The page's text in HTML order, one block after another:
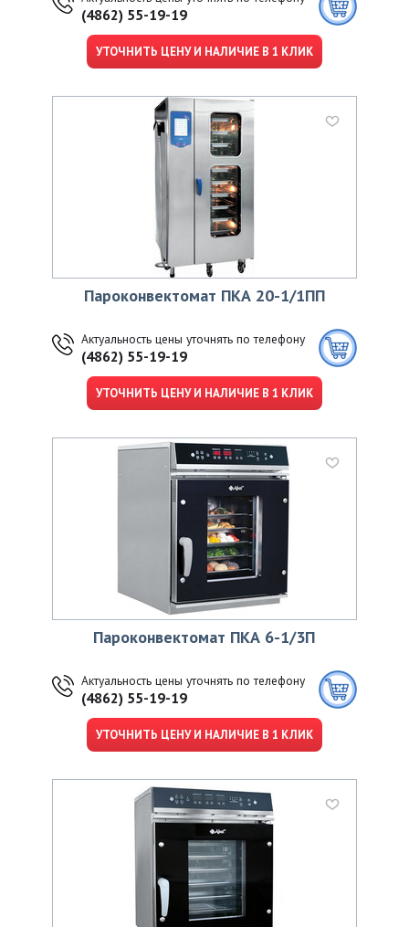
(4862) 55-19-19
УТОЧНИТЬ ЦЕНУ И НАЛИЧИЕ В 1 КЛИК
Пароконвектомат ПКА 20-1/1ПП
Актуальность цены уточнять по телефону
(4862) 55-19-19
УТОЧНИТЬ ЦЕНУ И НАЛИЧИЕ В 1 КЛИК
Пароконвектомат ПКА 6-1/3П
Актуальность цены уточнять по телефону
(4862) 55-19-19
УТОЧНИТЬ ЦЕНУ И НАЛИЧИЕ В 1 КЛИК